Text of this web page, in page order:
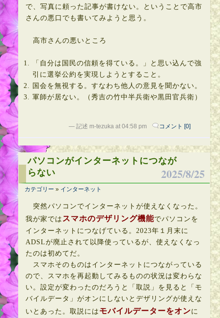
で、写真に頼った記事が書けない。ということで高市
さんの悪口でも書いてみようと思う。
高市さんの悪いところ
「自分は国民の信頼を得ている。」と思い込んで強
引に選挙公約を実現しようとすること。
国会を無視する。すなわち他人の意見を聞かない。
軍師が居ない。（秀吉の竹中半兵衛や黒田官兵衛）
— 記述 m-tezuka at 04:58 pm コメント [0]
パソコンがインターネットにつなが
らない
2025/8/25
カテゴリー » インターネット
突然パソコンでインターネットが使えなくなった。
我が家では スマホのデザリング機能でパソコンを
インターネットにつなげている。2023年１月末に
ADSLが廃止されて以降使っているが、使えなくなっ
たのは初めてだ。
スマホそのものはインターネットにつながっている
ので、スマホを再起動してみるものの状況は変わらな
い。設定が変わったのだろうと「取説」を見ると「モ
バイルデータ」がオンにしないとデザリングが使えな
いとあった。取説には モバイルデーターをオンに